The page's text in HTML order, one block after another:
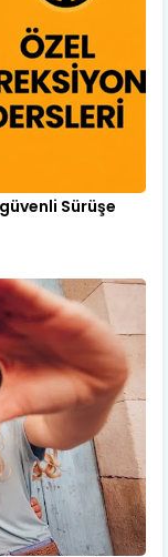
Sürüşe